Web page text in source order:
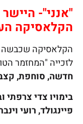
"אנני"- היישר
הקלאסיקה
לזכייה "המחזמר
חדשה, סוחפת,
בימויו צדי צרפתי
פיינגולד, רועי